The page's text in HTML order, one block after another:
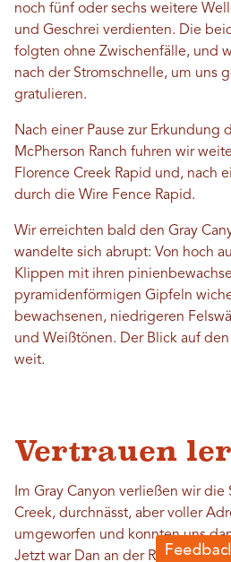
noch fünf oder sechs weitere
und Geschrei verdienten. Die
folgten ohne Zwischenfälle, und
nach der Stromschnelle, um uns
gratulieren.
Nach einer Pause zur Erkundung
McPherson Ranch fuhren wir
Florence Creek Rapid und, nach
durch die Wire Fence Rapid.
Wir erreichten bald den Gray
wandelte sich abrupt: Von hoch
Klippen mit ihren
pyramidenförmigen Gipfeln
bewachsenen, niedrigeren
und Weißtönen. Der Blick auf
weit.
Vertrauen
Im Gray Canyon verließen wir die
Creek, durchnässt, aber voller
umgeworfen und konnten uns
Jetzt war Dan an der Reihe, die